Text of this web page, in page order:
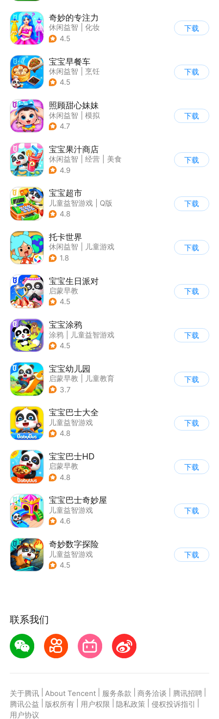
奇妙的专注力
休闲益智
化妆
| 宝宝巴士
4.5
下载
宝宝早餐车
休闲益智
烹饪
| 宝宝巴士
4.5
下载
照顾甜心妹妹
休闲益智
模拟
| 宝宝巴士
4.7
下载
宝宝果汁商店
休闲益智 经营
美食
| 宝宝巴士
4.9
下载
宝宝超市
儿童益智游戏
Q版
4.8
下载
托卡世界
休闲益智
儿童游戏
1.8
下载
宝宝生日派对
启蒙早教
4.5
下载
宝宝涂鸦
涂鸦
儿童益智游戏
4.5
下载
宝宝幼儿园
启蒙早教
儿童教育
3.7
下载
宝宝巴士大全
儿童益智游戏
| 启蒙早教
4.8
下载
宝宝巴士HD
启蒙早教
| 儿童益智游戏
4.8
下载
宝宝巴士奇妙屋
儿童益智游戏
| 启蒙早教
4.6
下载
奇妙数字探险
儿童益智游戏
| 兴趣学习
4.5
下载
联系我们
关于腾讯 About Tencent 服务条款 商务洽谈 腾讯招聘
腾讯公益
版权所有 用户权限 隐私政策 侵权投诉指引
用户协议